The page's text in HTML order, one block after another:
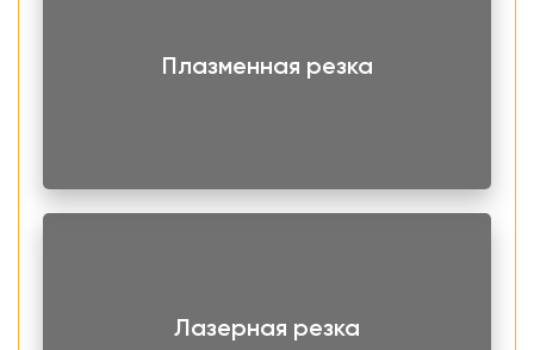
Плазменная резка
Лазерная резка